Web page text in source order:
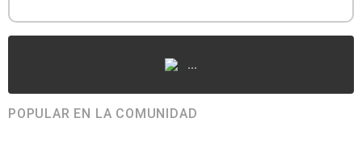
...
POPULAR EN LA COMUNIDAD